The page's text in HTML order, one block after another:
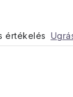
értékelés